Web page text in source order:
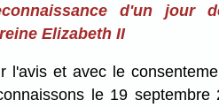
d'un jour
Elizabeth II
l'avis et avec le
le 19